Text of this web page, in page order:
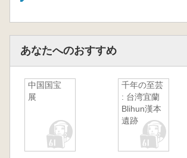
あなたへのおすすめ
中国国宝
展
千年の至芸
: 台湾宜蘭
Blihun漢本
遺跡